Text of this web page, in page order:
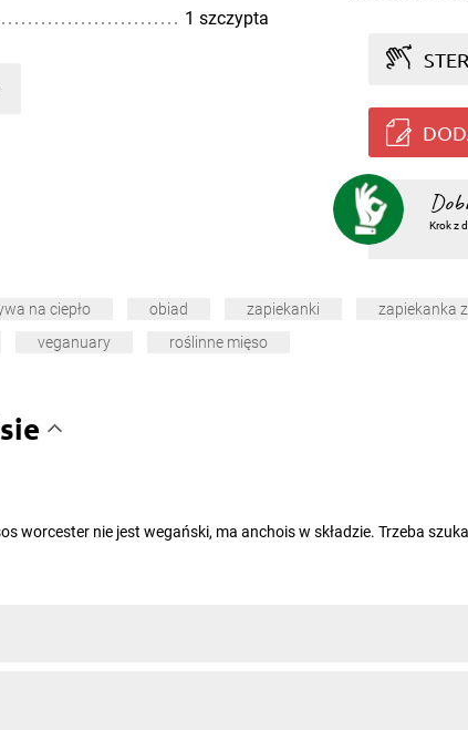
1 szczypta
Krok z
na ciepło obiad zapiekanki zapiekanka
veganuary roślinne mięso
worcester nie jest wegański, ma anchois w składzie. Trzeba